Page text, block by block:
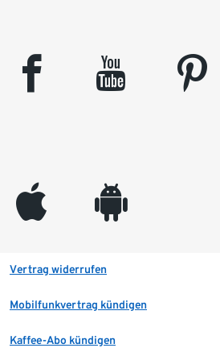
facebook youtube pinterest
appleinc android
Vertrag widerrufen
Mobilfunkvertrag kündigen
Kaffee-Abo kündigen